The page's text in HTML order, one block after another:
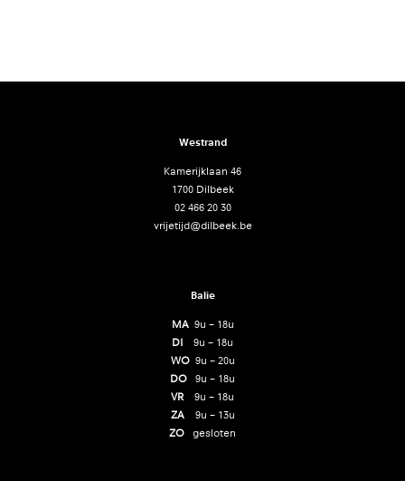
Westrand
Kamerijklaan 46
1700 Dilbeek
02 466 20 30
vrijetijd@dilbeek.be
Balie
MA 9u – 18u
DI 9u – 18u
WO9u – 20u
DO 9u – 18u
VR 9u – 18u
ZA
9u – 13u
ZO gesloten